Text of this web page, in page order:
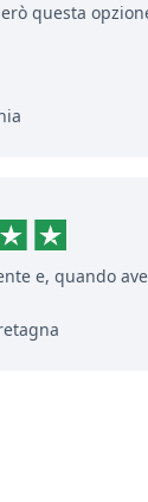
questa
e, quando